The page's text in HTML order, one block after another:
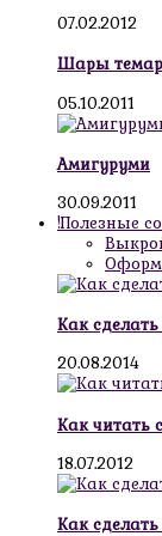
07.02.2012
Шары
05.10.2011
Амигуруми
30.09.2011
!Полезные
Как
20.08.2014
Как читать
18.07.2012
Как